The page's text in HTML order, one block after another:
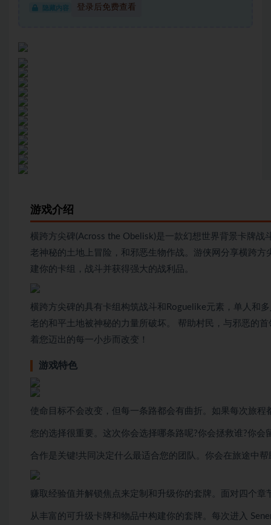
隐藏内容 登录后免费查看
游戏介绍
横跨方尖碑(Across the Obelisk)是一款幻想世界背景卡牌
老神秘的土地上冒险，和邪恶生物作战。游侠网分享横跨
建你的卡组，战斗并获得强大的战利品。
横跨方尖碑的具有卡组构筑战斗和Roguelike元素，单人和
老的和平土地被神秘的力量所破坏。 帮助村民，与邪恶的
着您迈出的每一小步而改变！
游戏特色
使命目标不会改变，但每一条路都会有曲折。如果每次旅程
您的选择很重要。这次你会选择哪条路呢?你会拯救谁?你会
合作是关键!共同决定什么最适合您的团队。你会在旅途中
赚取经验值并解锁焦点来定制和升级你的套牌。面对四个
从丰富的可升级卡牌和物品中构建你的套牌。每次进入